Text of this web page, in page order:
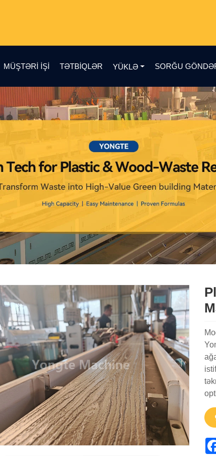
MÜŞTƏRI IŞI TƏTBIQLƏR YÜKLƏ SORĞU